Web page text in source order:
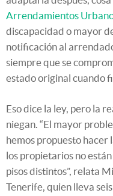
Arrendamientos
discapacidad o mayor
notificación al
siempre que se
estado original cuando
Eso dice la ley, pero la
niegan. “El mayor
hemos propuesto hacer
los propietarios no
pisos distintos”, relata
Tenerife, quien lleva